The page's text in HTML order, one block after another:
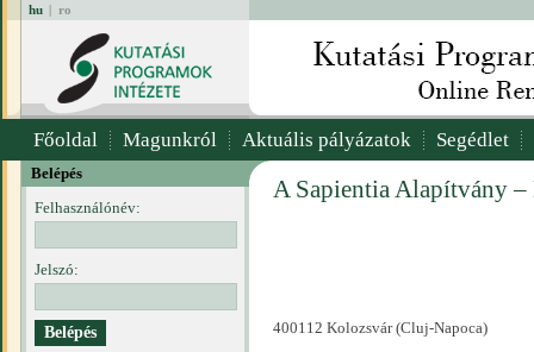
hu | ro
Főoldal Magunkról Aktuális pályázatok Segédlet
Belépés
Felhasználónév:
Jelszó:
A Sapientia Alapítvány –
400112 Kolozsvár (Cluj-Napoca)